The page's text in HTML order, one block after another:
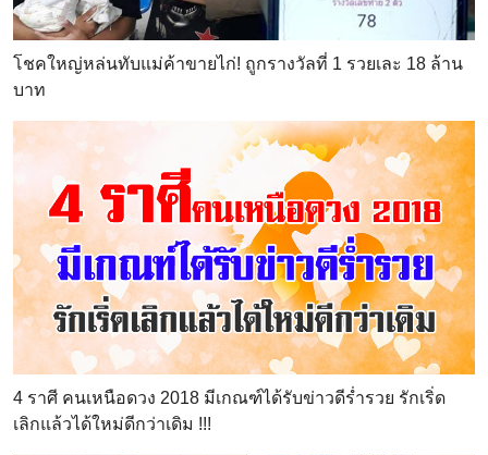
โชคใหญ่หล่นทับแม่ค้าขายไก่! ถูกรางวัลที่ 1 รวยเละ 18 ล้าน
บาท
4 ราศี คนเหนือดวง 2018 มีเกณฑ์ได้รับข่าวดีร่ำรวย รักเริ่ด
เลิกแล้วได้ใหม่ดีกว่าเดิม !!!